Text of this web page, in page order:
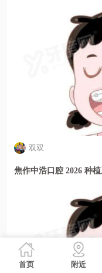
双双
首页 附近